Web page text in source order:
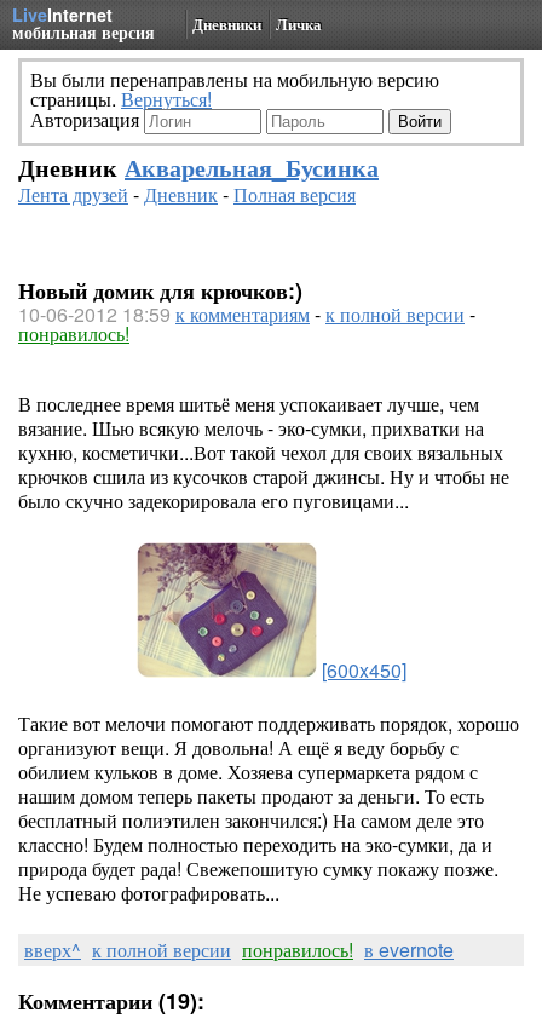
LiveInternet
мобильная версия Дневники Личка
Вы были перенаправлены на мобильную версию
страницы. Вернуться!
Авторизация
Дневник Акварельная_Бусинка
Лента друзей -Дневник-Полная версия
Новый домик для крючков:)
10-06-2012 18:59 к комментариям-к полной версии -
понравилось!
В последнее время шитьё меня успокаивает лучше, чем
вязание. Шью всякую мелочь - эко-сумки, прихватки на
кухню, косметички...Вот такой чехол для своих вязальных
крючков сшила из кусочков старой джинсы. Ну и чтобы не
было скучно задекорировала его пуговицами...
[600x450]
Такие вот мелочи помогают поддерживать порядок, хорошо
организуют вещи. Я довольна! А ещё я веду борьбу с
обилием кульков в доме. Хозяева супермаркета рядом с
нашим домом теперь пакеты продают за деньги. То есть
бесплатный полиэтилен закончился:) На самом деле это
классно! Будем полностью переходить на эко-сумки, да и
природа будет рада! Свежепошитую сумку покажу позже.
Не успеваю фотографировать...
вверх^ к полной версии понравилось! в evernote
Комментарии (19):